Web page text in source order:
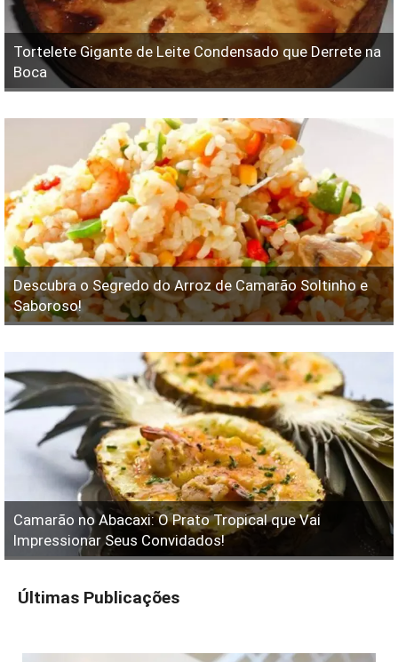
Tortelete Gigante de Leite Condensado que Derrete na
Boca
Descubra o Segredo do Arroz de Camarão Soltinho e
Saboroso!
Camarão no Abacaxi: O Prato Tropical que Vai
Impressionar Seus Convidados!
Últimas Publicações